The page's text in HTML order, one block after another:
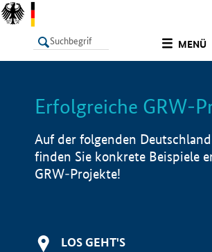
MENÜ
LISTE
Erfolgreiche GRW-
Auf der folgenden
finden Sie konkrete Beispiele
GRW-Projekte!
LOS GEHT'S